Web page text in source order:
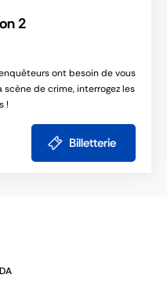
2
ont besoin de vous
de crime, interrogez les
!
Billetterie